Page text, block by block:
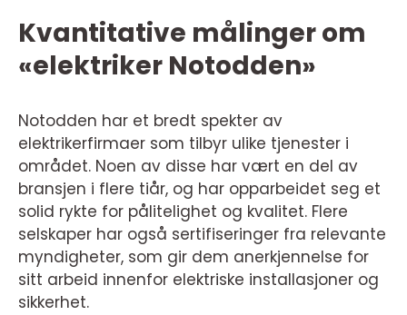
Kvantitative målinger om
«elektriker Notodden»
Notodden har et bredt spekter av
elektrikerfirmaer som tilbyr ulike tjenester i
området. Noen av disse har vært en del av
bransjen i flere tiår, og har opparbeidet seg et
solid rykte for pålitelighet og kvalitet. Flere
selskaper har også sertifiseringer fra relevante
myndigheter, som gir dem anerkjennelse for
sitt arbeid innenfor elektriske installasjoner og
sikkerhet.